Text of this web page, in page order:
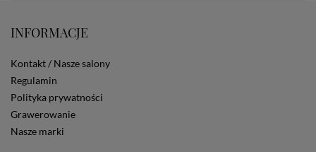
zawartości naszej strony
Na stronie Sklepu są wykorzystywane pliki cookies.
Stosowane są one w celach zapewnienia maksymalnej
wygody wszystkich użytkowników (w tym Kupujących)
przy korzystaniu ze Sklepu (zapamiętywanie
preferencji i ustawień na stronie, zbieranie
anonimowych danych dla celów reklamowych i
INFORMACJE
Kontakt / Nasze salony
Regulamin
Polityka prywatności
Grawerowanie
Nasze marki